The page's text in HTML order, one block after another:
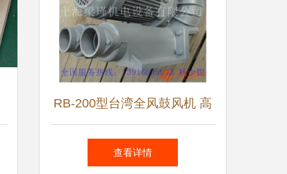
RB-200型台湾全风鼓风机 高
效节能的工业通风利器
查看详情